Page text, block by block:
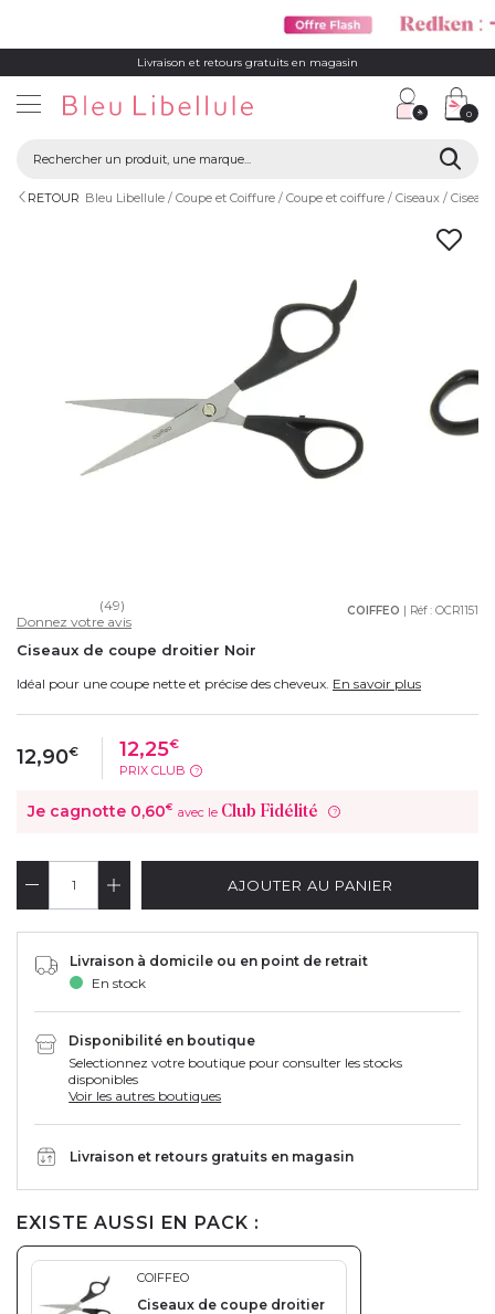
Livraison et retours gratuits en magasin
0
RETOUR Bleu Libellule Coupe et Coiffure Coupe et coiffure Ciseaux
COIFFEO | Réf : OCR1151
(49)
Donnez votre avis
Ciseaux de coupe droitier Noir
Idéal pour une coupe nette et précise des cheveux. En savoir plus
12,90€ 12,25€
PRIX CLUB ?
Je cagnotte 0,60€ avec le Club Fidélité ?
AJOUTER AU PANIER
Livraison à domicile ou en point de retrait
En stock
Disponibilité en boutique
Selectionnez votre boutique pour consulter les stocks
disponibles
Voir les autres boutiques
Livraison et retours gratuits en magasin
EXISTE AUSSI EN PACK :
COIFFEO
Ciseaux de coupe droitier